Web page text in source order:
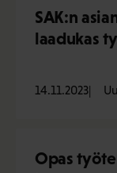
SAK:n
laadukas
14.11.2023
Opas